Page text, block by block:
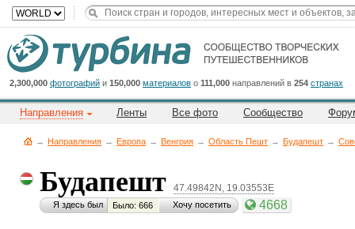
2,300,000 фотографий и 150,000 материалов о 111,000 направлений в 254 странах
Направления Ленты Все фото Сообщество
→ Направления → Европа → Венгрия → Область Пешт → Будапешт →
Будапешт 47.49842N, 19.03553E
Я здесь был Было: 666 Хочу посетить 4668
Cейчас
на
сайте:
Title
Button